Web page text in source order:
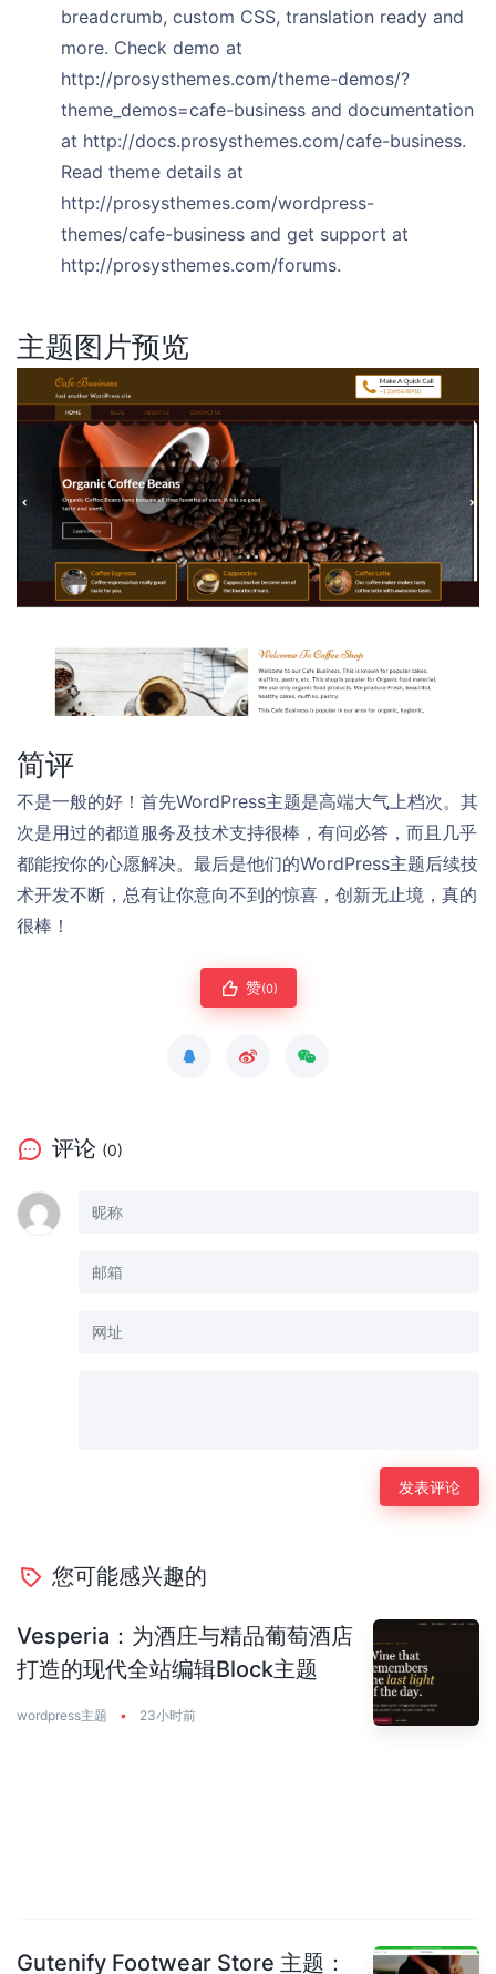
breadcrumb, custom CSS, translation ready and
more. Check demo at
http://prosysthemes.com/theme-demos/?
theme_demos=cafe-business and documentation
at http://docs.prosysthemes.com/cafe-business.
Read theme details at
http://prosysthemes.com/wordpress-
themes/cafe-business and get support at
http://prosysthemes.com/forums.
主题图片预览
简评
不是一般的好！首先WordPress主题是高端大气上档次。其
次是用过的都道服务及技术支持很棒，有问必答，而且几乎
都能按你的心愿解决。最后是他们的WordPress主题后续技
术开发不断，总有让你意向不到的惊喜，创新无止境，真的
很棒！
赞(0)
评论 (0)
您可能感兴趣的
Vesperia：为酒庄与精品葡萄酒店
打造的现代全站编辑Block主题
wordpress主题 • 23小时前
Gutenify Footwear Store 主题：